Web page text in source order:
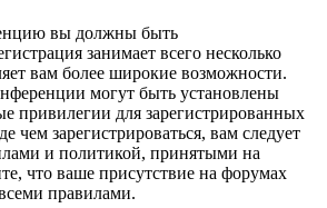
вы должны быть
занимает всего несколько
вам более широкие возможности.
могут быть установлены
привилегии для зарегистрированных
чем зарегистрироваться, вам следует
и политикой, принятыми на
что ваше присутствие на форумах
правилами.